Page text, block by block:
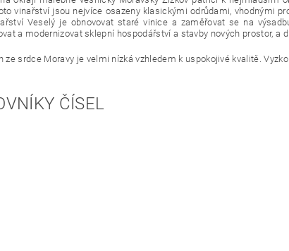
vinařství jsou nejvíce osazeny klasickými odrůdami, vhodnými
Veselý je obnovovat staré vinice a zaměřovat se na
a modernizovat sklepní hospodářství a stavby nových prostor, a
srdce Moravy je velmi nízká vzhledem k uspokojivé kvalitě.
ČÍSEL